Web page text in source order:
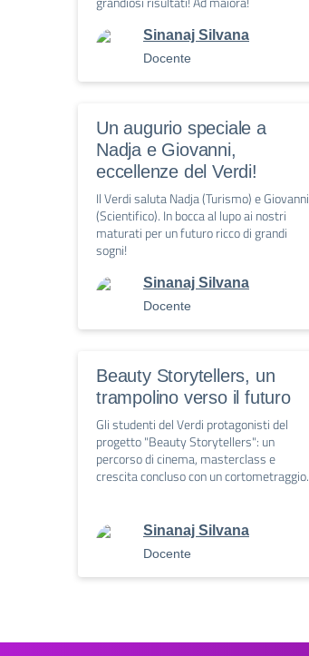
Sinanaj Silvana
Docente
Un augurio speciale a
Nadja e Giovanni,
eccellenze del Verdi!
Il Verdi saluta Nadja (Turismo) e Giovanni
(Scientifico). In bocca al lupo ai nostri
maturati per un futuro ricco di grandi
sogni!
Sinanaj Silvana
Docente
Beauty Storytellers, un
trampolino verso il futuro
Gli studenti del Verdi protagonisti del
progetto "Beauty Storytellers": un
percorso di cinema, masterclass e
crescita concluso con un cortometraggio.
Sinanaj Silvana
Docente